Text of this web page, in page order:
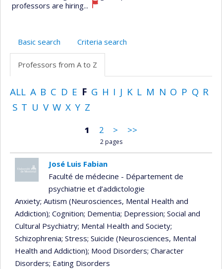
professors are hiring...
Basic search Criteria search
Professors from A to Z
ALL A B C D E F G H I J K L M N O P Q R
S T U V W X Y Z
1 2 > >>
2 pages
José Luis Fabian
Faculté de médecine - Département de
psychiatrie et d’addictologie
Anxiety; Autism (Neurosciences, Mental Health and
Addiction); Cognition; Dementia; Depression; Social and
Cultural Psychiatry; Mental Health and Society;
Schizophrenia; Stress; Suicide (Neurosciences, Mental
Health and Addiction); Mood Disorders; Character
Disorders; Eating Disorders